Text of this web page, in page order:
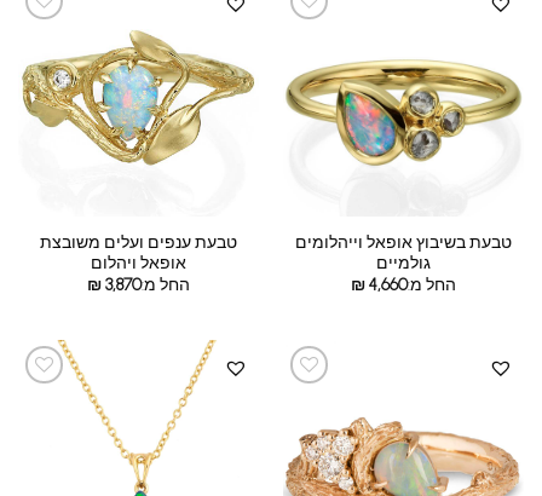
טבעת בשיבוץ אופאל וייהלומים
גולמיים
החל מ:
₪4,660
טבעת ענפים ועלים משובצת
אופאל ויהלום
החל מ:
₪3,870